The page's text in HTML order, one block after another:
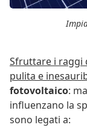
Sfruttare i raggi
pulita e
fotovoltaico:
influenzano la
sono legati a: